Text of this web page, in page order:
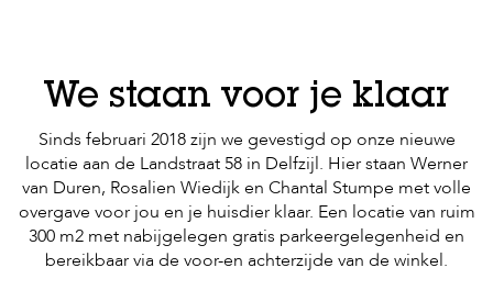
We staan voor je klaar
Sinds februari 2018 zijn we gevestigd op onze nieuwe
locatie aan de Landstraat 58 in Delfzijl. Hier staan Werner
van Duren, Rosalien Wiedijk en Chantal Stumpe met volle
overgave voor jou en je huisdier klaar. Een locatie van ruim
300 m2 met nabijgelegen gratis parkeergelegenheid en
bereikbaar via de voor-en achterzijde van de winkel.